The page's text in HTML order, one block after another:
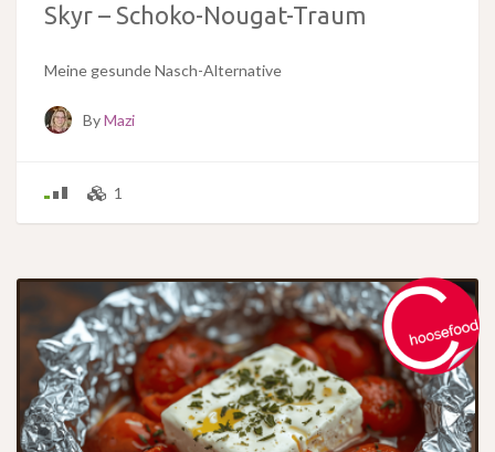
Skyr – Schoko-Nougat-Traum
Meine gesunde Nasch-Alternative
ByMazi
1